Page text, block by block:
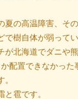
夏の高温障害、そ
で樹自体が弱って
が北海道でダニや
配置できなかった
と雹です。